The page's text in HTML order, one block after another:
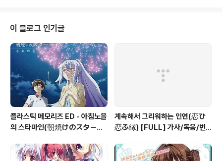
나카 여름바람 속 나츠 카제노 나카 여름바람 속 喜びや悲しみ 全ての季節
が 요로코비야 카나시미 스베테노 키세츠가 기쁨과 슬픔 모든 계절이 わたしを
現在の瞬間を 와타시오 겐자이노 슌칸오 나..
이 블로그 인기글
플라스틱 메모리즈 ED - 아침노을
의 스타마인(朝焼けのスターマ
계속해서 그리워하는 인연(恋ひ
恋ふ縁) [FULL] 가사/독음/번